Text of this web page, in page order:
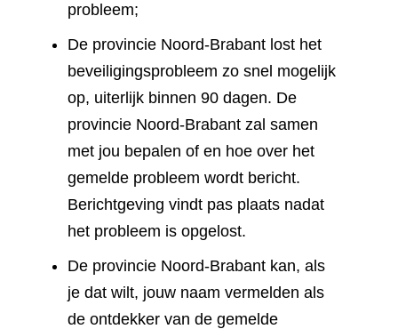
probleem;
De provincie Noord-Brabant lost het
beveiligingsprobleem zo snel mogelijk
op, uiterlijk binnen 90 dagen. De
provincie Noord-Brabant zal samen
met jou bepalen of en hoe over het
gemelde probleem wordt bericht.
Berichtgeving vindt pas plaats nadat
het probleem is opgelost.
De provincie Noord-Brabant kan, als
je dat wilt, jouw naam vermelden als
de ontdekker van de gemelde